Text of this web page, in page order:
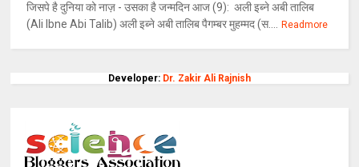
जिसपे है दुनिया को नाज़ - उसका है जन्मदिन आज (9): अली इब्ने अबी तालिब
(Ali Ibne Abi Talib) अली इब्ने अबी तालिब पैगम्बर मुहम्मद (स....
Readmore
Developer: Dr. Zakir Ali Rajnish